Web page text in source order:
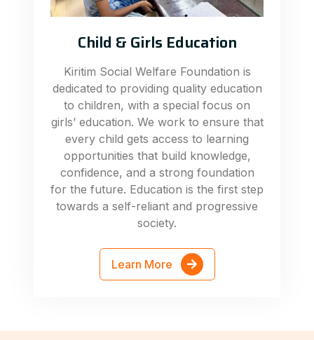
Child & Girls Education
Kiritim Social Welfare Foundation is
dedicated to providing quality education
to children, with a special focus on
girls’ education. We work to ensure that
every child gets access to learning
opportunities that build knowledge,
confidence, and a strong foundation
for the future. Education is the first step
towards a self-reliant and progressive
society.
Learn More